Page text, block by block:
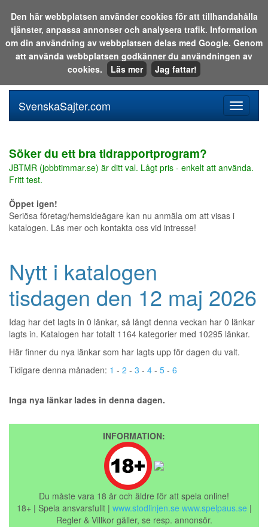
Sök i katalogen eller på webben:
meny
SvenskaSajter.com
Söker du ett bra tidrapportprogram?
JBTMR (jobbtimmar.se) är ditt val. Lågt pris - enkelt att använda.
Fritt test.
Öppet igen!
Seriösa företag/hemsideägare kan nu anmäla om att visas i
katalogen. Läs mer och kontakta oss vid intresse!
Nytt i katalogen
tisdagen den 12 maj 2026
Idag har det lagts in 0 länkar, så långt denna veckan har 0 länkar
lagts in. Katalogen har totalt 1164 kategorier med 10295 länkar.
Här finner du nya länkar som har lagts upp för dagen du valt.
Tidigare denna månaden: 1 - 2 - 3 - 4 - 5 - 6
Inga nya länkar lades in denna dagen.
INFORMATION:
Du måste vara 18 år och äldre för att spela online!
18+ | Spela ansvarsfullt | www.stodlinjen.se www.spelpaus.se |
Regler & Villkor gäller, se resp. annonsör.
Den här webbplatsen använder cookies för att tillhandahålla
tjänster, anpassa annonser och analysera trafik. Information
om din användning av webbplatsen delas med Google. Genom
att använda webbplatsen godkänner du användningen av
cookies.
Läs mer Jag fattar!